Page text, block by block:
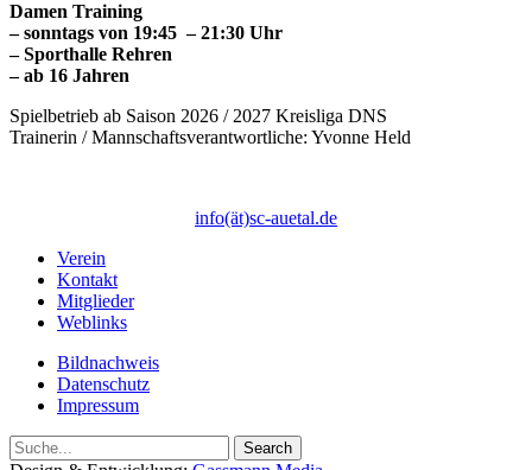
Damen Training
– sonntags von 19:45 – 21:30 Uhr
– Sporthalle Rehren
– ab 16 Jahren
Spielbetrieb ab Saison 2026 / 2027 Kreisliga DNS
Trainerin / Mannschaftsverantwortliche: Yvonne Held
info(ät)sc-auetal.de
Verein
Kontakt
Mitglieder
Weblinks
Bildnachweis
Datenschutz
Impressum